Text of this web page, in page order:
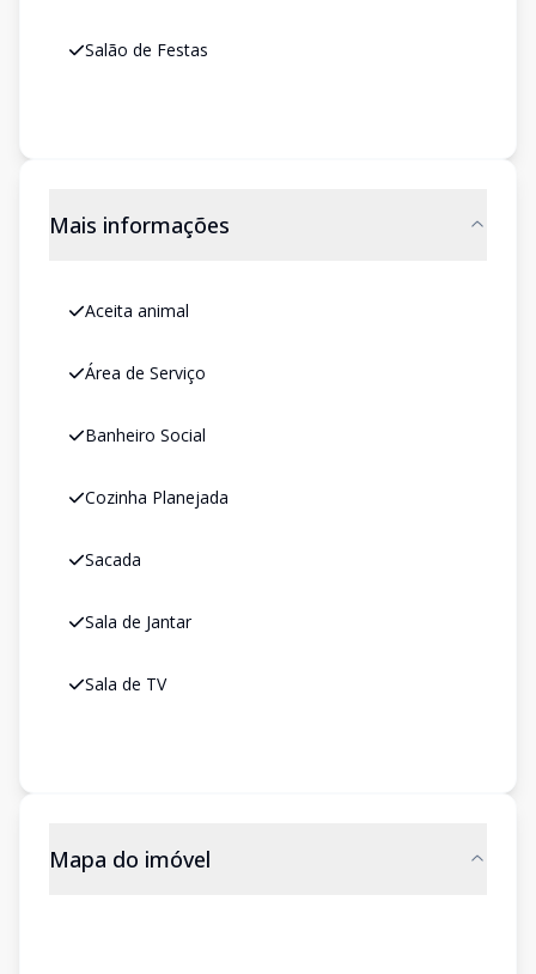
Salão de Festas
Mais informações
Aceita animal
Área de Serviço
Banheiro Social
Cozinha Planejada
Sacada
Sala de Jantar
Sala de TV
Mapa do imóvel